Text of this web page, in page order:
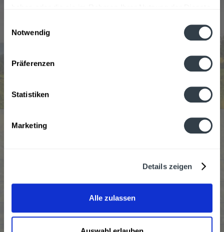
Notwendig
Präferenzen
Statistiken
Marketing
Details zeigen
Alle zulassen
Graf von Kageneck Wein wird in den folgenden
Regionen, Städten, Orten und Postleitzahl-Gebieten
Service Hotline
Newsletter